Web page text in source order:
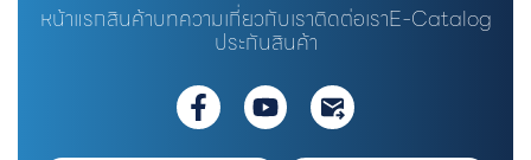
หน้าแรกสินค้าบทความเกี่ยวกับเราติดต่อเราE-Catalog
ประกันสินค้า